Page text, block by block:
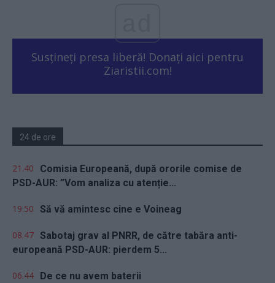
Susțineți presa liberă! Donați aici pentru
Ziaristii.com!
24 de ore
21.40
Comisia Europeană, după ororile comise de
PSD-AUR: ”Vom analiza cu atenție...
19.50 Să vă amintesc cine e Voineag
08.47 Sabotaj grav al PNRR, de către tabăra anti-
europeană PSD-AUR: pierdem 5...
06.44 De ce nu avem baterii